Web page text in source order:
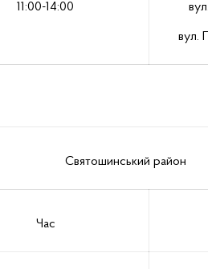
11:00-14:00 вул.
вул.
Святошинський район
Час